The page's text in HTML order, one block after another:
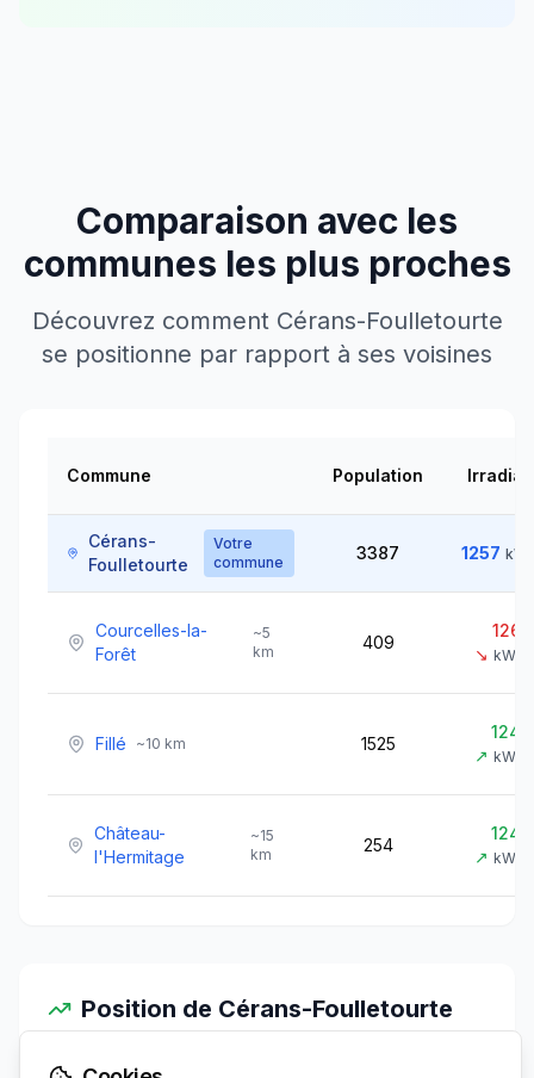
Comparaison avec les
communes les plus proches
Découvrez comment Cérans-Foulletourte
se positionne par rapport à ses voisines
Commune Population
Cérans-
Foulletourte
Votre
commune
3387 1257
Courcelles-la-
Forêt
~5
km
409
1260
↘ kWh/
Fillé ~10 km 1525
1240
↗ kWh/
Château-
l'Hermitage
~15
km
254
1242
↗ kWh/
Position de Cérans-Foulletourte
Irradiation vs voisines: